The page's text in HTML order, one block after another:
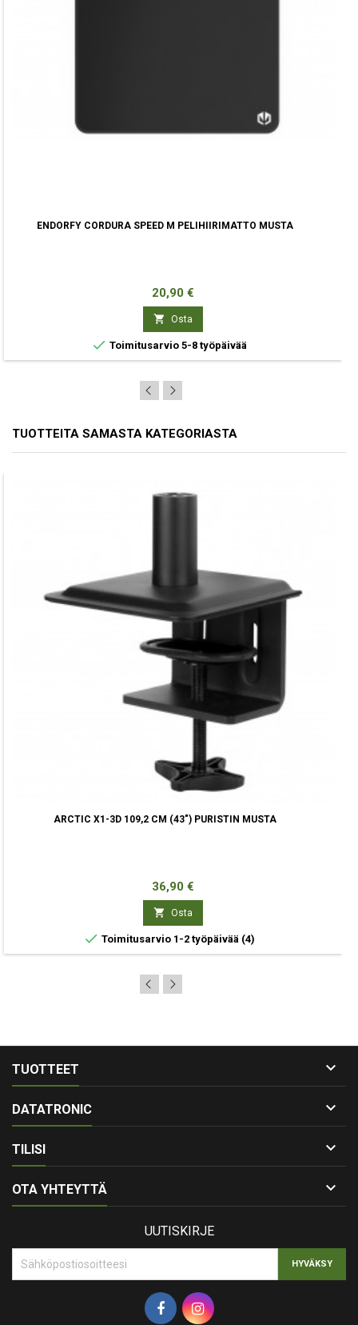
ENDORFY CORDURA SPEED M PELIHIIRIMATTO MUSTA
Hinta
20,90 €
 Osta
 Toimitusarvio 5-8 työpäivää
TUOTTEITA SAMASTA KATEGORIASTA
ARCTIC X1-3D 109,2 CM (43") PURISTIN MUSTA
Hinta
36,90 €
 Osta
 Toimitusarvio 1-2 työpäivää (4)
TUOTTEET 
DATATRONIC 
TILISI 
OTA YHTEYTTÄ 
UUTISKIRJE